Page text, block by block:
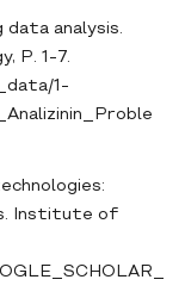
data analysis.
P. 1-7.
1-
Institute of